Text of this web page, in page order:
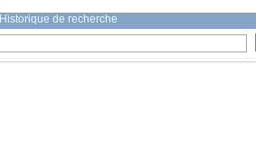
Historique de recherche